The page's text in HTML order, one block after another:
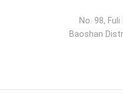
No. 98,
Baoshan